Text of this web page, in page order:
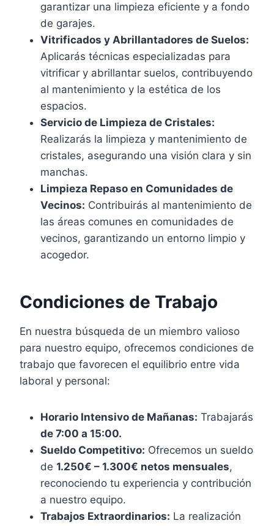
garantizar una limpieza eficiente y a fondo
de garajes.
Vitrificados y Abrillantadores de Suelos:
Aplicarás técnicas especializadas para
vitrificar y abrillantar suelos, contribuyendo
al mantenimiento y la estética de los
espacios.
Servicio de Limpieza de Cristales:
Realizarás la limpieza y mantenimiento de
cristales, asegurando una visión clara y sin
manchas.
Limpieza Repaso en Comunidades de
Vecinos: Contribuirás al mantenimiento de
las áreas comunes en comunidades de
vecinos, garantizando un entorno limpio y
acogedor.
Condiciones de Trabajo
En nuestra búsqueda de un miembro valioso
para nuestro equipo, ofrecemos condiciones de
trabajo que favorecen el equilibrio entre vida
laboral y personal:
Horario Intensivo de Mañanas: Trabajarás
de 7:00 a 15:00.
Sueldo Competitivo: Ofrecemos un sueldo
de 1.250€ – 1.300€ netos mensuales,
reconociendo tu experiencia y contribución
a nuestro equipo.
Trabajos Extraordinarios: La realización